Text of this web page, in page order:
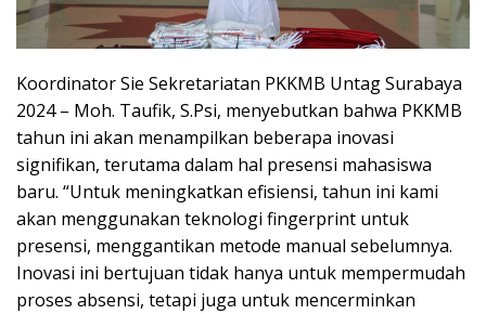
Koordinator Sie Sekretariatan PKKMB Untag Surabaya
2024 – Moh. Taufik, S.Psi, menyebutkan bahwa PKKMB
tahun ini akan menampilkan beberapa inovasi
signifikan, terutama dalam hal presensi mahasiswa
baru. “Untuk meningkatkan efisiensi, tahun ini kami
akan menggunakan teknologi fingerprint untuk
presensi, menggantikan metode manual sebelumnya.
Inovasi ini bertujuan tidak hanya untuk mempermudah
proses absensi, tetapi juga untuk mencerminkan